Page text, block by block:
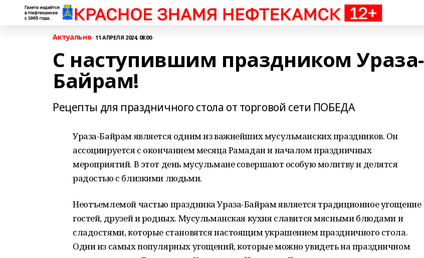
Актуально 11 АПРЕЛЯ 2024, 08:00
С наступившим праздником Ураза-
Байрам!
Рецепты для праздничного стола от торговой сети ПОБЕДА
Ураза-Байрам является одним из важнейших мусульманских праздников. Он
ассоциируется с окончанием месяца Рамадан и началом праздничных
мероприятий. В этот день мусульмане совершают особую молитву и делятся
радостью с близкими людьми.
Неотъемлемой частью праздника Ураза-Байрам является традиционное угощение
гостей, друзей и родных. Мусульманская кухня славится мясными блюдами и
сладостями, которые становятся настоящим украшением праздничного стола.
Одни из самых популярных угощений, которые можно увидеть на праздничном